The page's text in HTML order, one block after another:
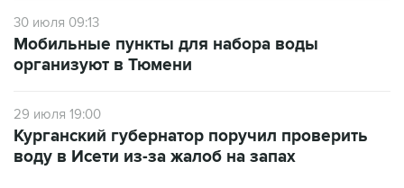
30 июля 09:13
Мобильные пункты для набора воды
организуют в Тюмени
29 июля 19:00
Курганский губернатор поручил проверить
воду в Исети из-за жалоб на запах